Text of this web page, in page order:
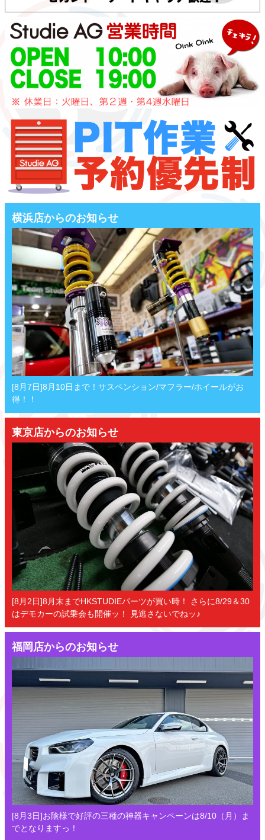
横浜店からのお知らせ
[8月7日]8月10日まで！サスペンション/マフラー/ホイールがお
得！！
東京店からのお知らせ
[8月2日]8月末までHKSTUDIEパーツが買い時！ さらに8/29＆30
はデモカーの試乗会も開催ッ！ 見逃さないでねッ♪
福岡店からのお知らせ
[8月3日]お陰様で好評の三種の神器キャンペーンは8/10（月）ま
でとなりますっ！